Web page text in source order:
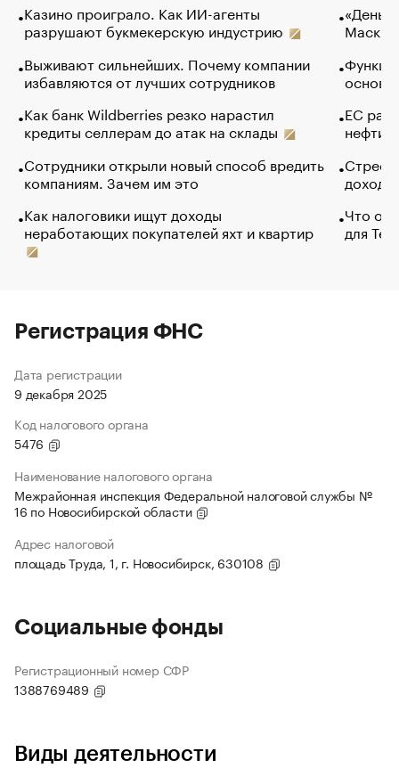
Казино проиграло. Как ИИ-агенты
разрушают букмекерскую индустрию
Выживают сильнейших. Почему компании
избавляются от лучших сотрудников
Как банк Wildberries резко нарастил
кредиты селлерам до атак на склады
Сотрудники открыли новый способ вредить
компаниям. Зачем им это
Как налоговики ищут доходы
неработающих покупателей яхт и квартир
Маск в
основ
ЕС
нефти
Что
для
Регистрация ФНС
Дата регистрации
9 декабря 2025
Код налогового органа
5476
Наименование налогового органа
Межрайонная инспекция Федеральной налоговой службы №
16 по Новосибирской области
Адрес налоговой
площадь Труда, 1, г. Новосибирск, 630108
Социальные фонды
Регистрационный номер СФР
1388769489
Виды деятельности